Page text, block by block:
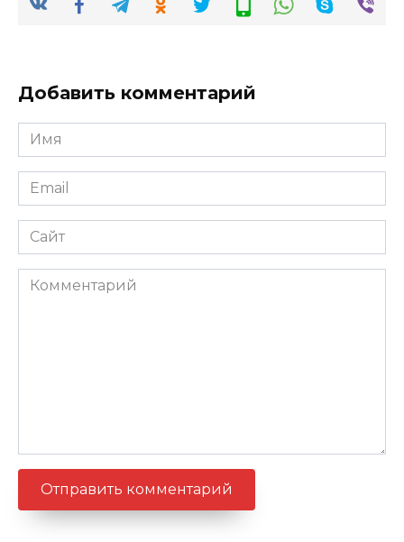
Добавить комментарий
Имя
*
Email
*
Сайт
Комментарий